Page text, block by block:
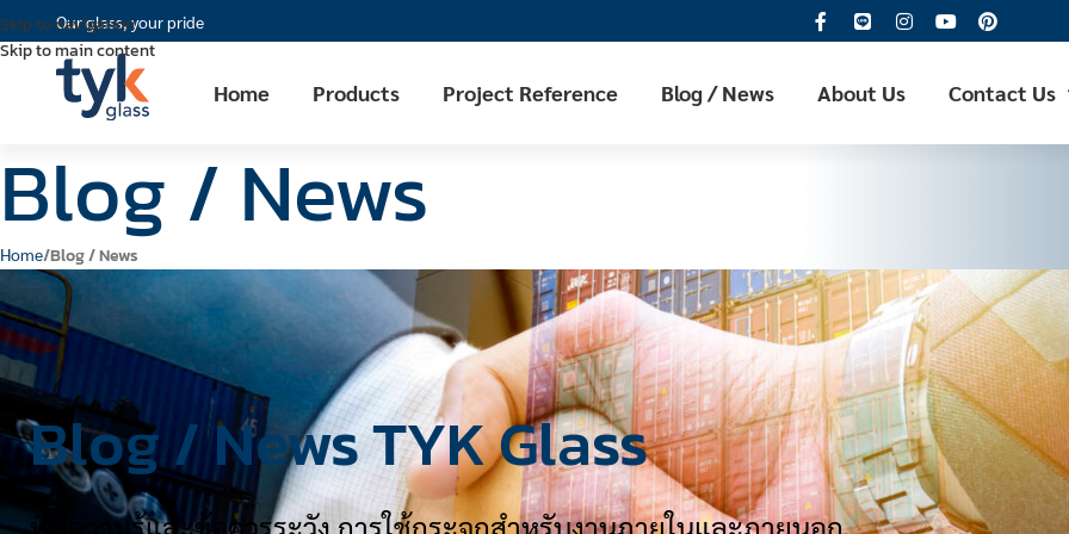
Skip to navigation
Skip to main content
Our glass, your pride
Home Products Project Reference Blog / News About Us Contact Us
Blog / News
Home Blog / News
Blog / News TYK Glass